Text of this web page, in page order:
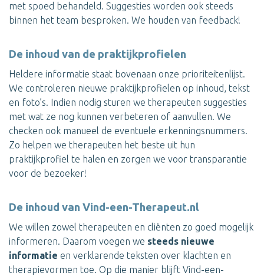
met spoed behandeld. Suggesties worden ook steeds
binnen het team besproken. We houden van feedback!
De inhoud van de praktijkprofielen
Heldere informatie staat bovenaan onze prioriteitenlijst.
We controleren nieuwe praktijkprofielen op inhoud, tekst
en foto’s. Indien nodig sturen we therapeuten suggesties
met wat ze nog kunnen verbeteren of aanvullen. We
checken ook manueel de eventuele erkenningsnummers.
Zo helpen we therapeuten het beste uit hun
praktijkprofiel te halen en zorgen we voor transparantie
voor de bezoeker!
De inhoud van Vind-een-Therapeut.nl
We willen zowel therapeuten en cliënten zo goed mogelijk
informeren. Daarom voegen we steeds nieuwe
informatie en verklarende teksten over klachten en
therapievormen toe. Op die manier blijft Vind-een-